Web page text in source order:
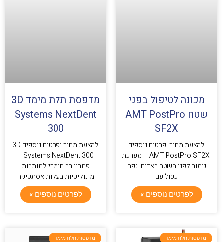
מכונה לטיפול בפני
שטח AMT PostPro
SF2X
להצעת מחיר ופרטים נוספים
AMT PostPro SF2X – מערכת
גימור לפני השטח באדים. נפח
כפול עם
לפרטים נוספים »
מדפסת תלת מימד 3D
Systems NextDent
300
להצעת מחיר ופרטים נוספים 3D
Systems NextDent 300 –
פתרון רב חומרי לתותבות
מונוליטיות בעלות אסתטיקה
לפרטים נוספים »
מדפסות תלת מימד מדפסות תלת מימד